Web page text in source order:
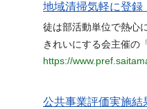
地域清掃気軽に登録
徒は部活動単位で熱心
きれいにする会主催の「
https://
公共事業評価実施結